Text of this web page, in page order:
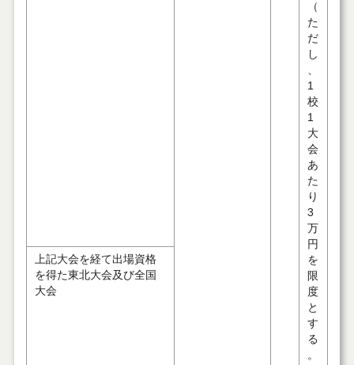
（
た
だ
し
1
校
1
大
会
あ
た
り
3
万
円
を
限
度
と
す
る
。
上記大会を経て出場資格
を得た東北大会及び全国
大会